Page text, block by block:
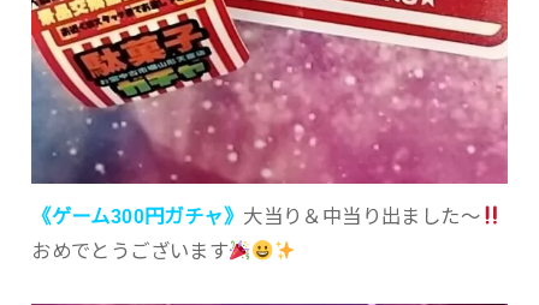
《ゲーム300円ガチャ》 大当り＆中当り出ました〜
おめでとうございます